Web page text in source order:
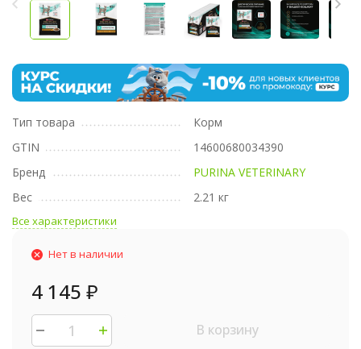
Тип товара
Корм
GTIN
14600680034390
Бренд
PURINA VETERINARY
Вес
2.21 кг
Все характеристики
Нет в наличии
4 145 ₽
В корзину